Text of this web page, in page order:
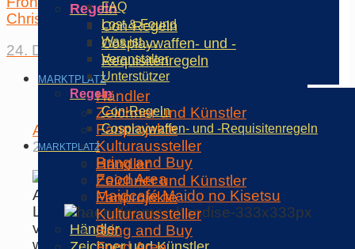
Regeln
Con-Regeln
Cosplaywaffen- und -
Requisitenregeln
MARKTPLATZ
Händler
Zeichner und Künstler
Fanprojekte
Kulturaussteller
Bring and Buy
Food Area
Maidcafé Maido no Kisetsu
Händler
FAQ
Lost & Found
Was ist …
Veranstalter
Unterstützer
Regeln
Con-Regeln
Cosplaywaffen- und -Requisitenregeln
MARKTPLATZ
Händler
Zeichner und Künstler
Fanprojekte
Kulturaussteller
Bring and Buy
Christmas! メリークリスマス
24. Dezember 2013
Alles anzeigen
22. Dezember 2013
Advent, Advent.. vier
Lichtlein brennen… Zum
vierten Advent haben wir
wieder eine eine kreative